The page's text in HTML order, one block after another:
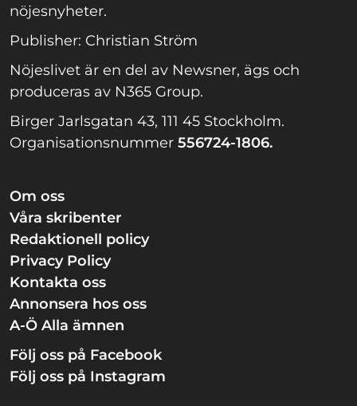
nöjesnyheter.
Publisher: Christian Ström
Nöjeslivet är en del av Newsner, ägs och
produceras av N365 Group.
Birger Jarlsgatan 43, 111 45 Stockholm.
Organisationsnummer 556724-1806.
Om oss
Våra skribenter
Redaktionell policy
Privacy Policy
Kontakta oss
Annonsera hos oss
A-Ö Alla ämnen
Följ oss på Facebook
Följ oss på Instagram